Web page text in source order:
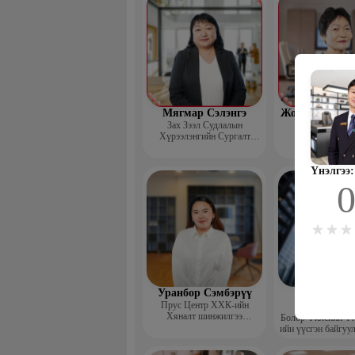
Үнэлгээ:
0
Мягмар Сэлэнгэ
Зах Зээл Судлалын
Хүрээлэнгийн Сургалт
Жодов-Иш
Зах зээл
хүрээлэнгийн
Уранбор Сэмбэрүү
Прус Центр ХХК-ийн
Хяналт шинжилгээ
тогтолцооны хэрэгжүүлэгч
Болор Үйлсийн
ийн үүсгэн
төвийн нийгмийн